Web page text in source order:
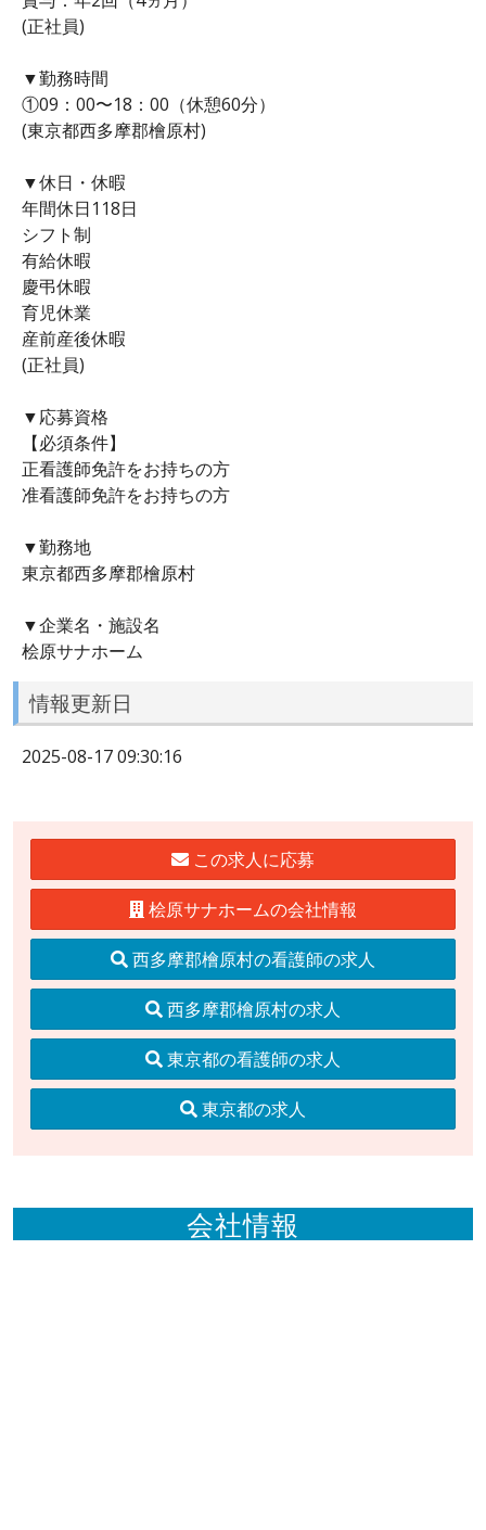
(正社員)
▼勤務時間
①09：00〜18：00（休憩60分）
(東京都西多摩郡檜原村)
▼休日・休暇
年間休日118日
シフト制
有給休暇
慶弔休暇
育児休業
産前産後休暇
(正社員)
▼応募資格
【必須条件】
正看護師免許をお持ちの方
准看護師免許をお持ちの方
▼勤務地
東京都西多摩郡檜原村
▼企業名・施設名
桧原サナホーム
情報更新日
2025-08-17 09:30:16
この求人に応募
桧原サナホームの会社情報
西多摩郡檜原村の看護師の求人
西多摩郡檜原村の求人
東京都の看護師の求人
東京都の求人
会社情報